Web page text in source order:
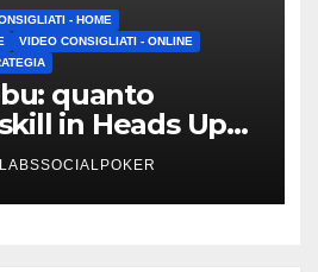
- HOME
VIDEO CONSIGLIATI - ONLINE
quanto
in Heads Up
ILABSSOCIALPOKER